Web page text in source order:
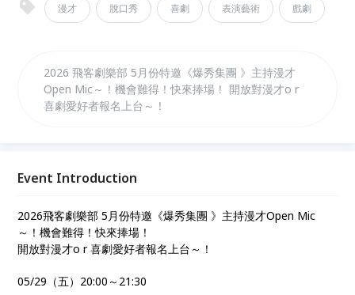
漫才 脫口秀 喜劇 表演藝術 戲劇
2026 飛客劇樂部 5月份特邀《爆秀集團 》主持漫才
Open Mic～！機會難得！快來捧場！ 開放對漫才o r
喜劇愛好者報名上台～！
Event Introduction
2026飛客劇樂部 5月份特邀《爆秀集團 》主持漫才Open Mic
～！機會難得！快來捧場！
開放對漫才o r 喜劇愛好者報名上台～！
05/29（五）20:00～21:30